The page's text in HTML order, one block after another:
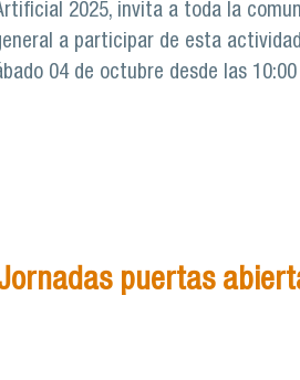
2025, invita a toda la
a participar de esta
04 de octubre desde las
puertas